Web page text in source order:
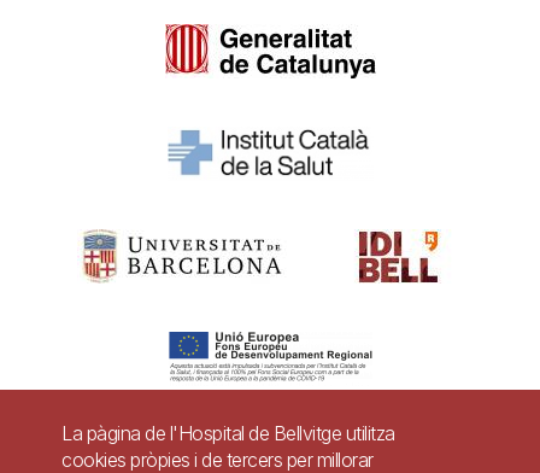
La pàgina de l'Hospital de Bellvitge utilitza
cookies pròpies i de tercers per millorar